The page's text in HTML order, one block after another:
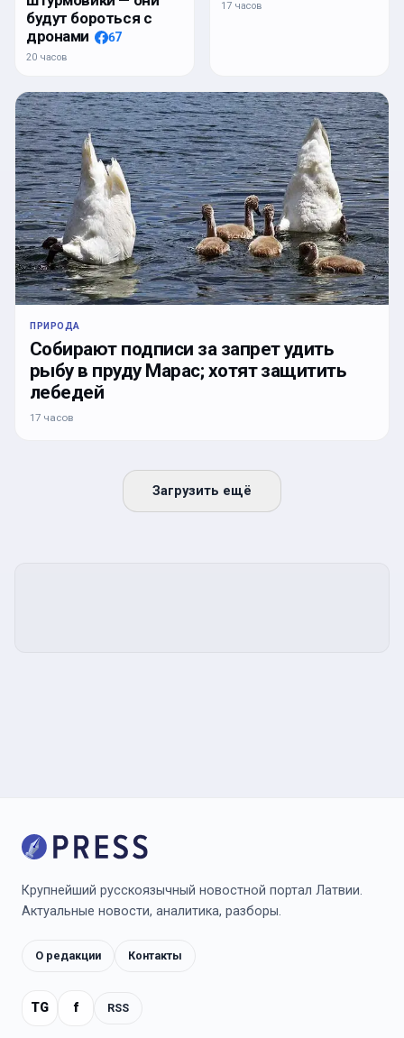
будут бороться с
дронами
67
20 часов
17 часов
ПРИРОДА
Собирают подписи за запрет удить
рыбу в пруду Марас; хотят защитить
лебедей
17 часов
Загрузить ещё
Крупнейший русскоязычный новостной портал Латвии.
Актуальные новости, аналитика, разборы.
О редакции Контакты
TG f RSS